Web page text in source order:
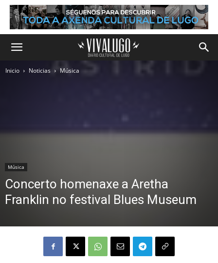
Inicio Noticias Música
Música
Concerto homenaxe a Aretha
Franklin no festival Blues Museum